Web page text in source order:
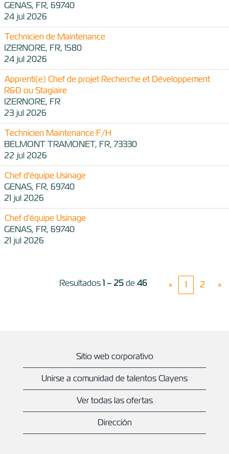
GENAS, FR, 69740
24 jul 2026
Technicien de Maintenance
IZERNORE, FR, 1580
24 jul 2026
Apprenti(e) Chef de projet Recherche et Développement
R&D ou Stagiaire
IZERNORE, FR
23 jul 2026
Technicien Maintenance F/H
BELMONT TRAMONET, FR, 73330
22 jul 2026
Chef d'équipe Usinage
GENAS, FR, 69740
21 jul 2026
Chef d'équipe Usinage
GENAS, FR, 69740
21 jul 2026
Resultados1 – 25de46 « 1 2 »
Sitio web corporativo
Unirse a comunidad de talentos Clayens
Ver todas las ofertas
Dirección